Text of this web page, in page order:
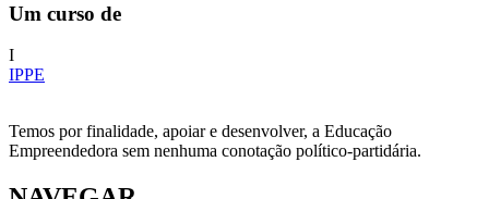
Um curso de
I
IPPE
Temos por finalidade, apoiar e desenvolver, a Educação
Empreendedora sem nenhuma conotação político-partidária.